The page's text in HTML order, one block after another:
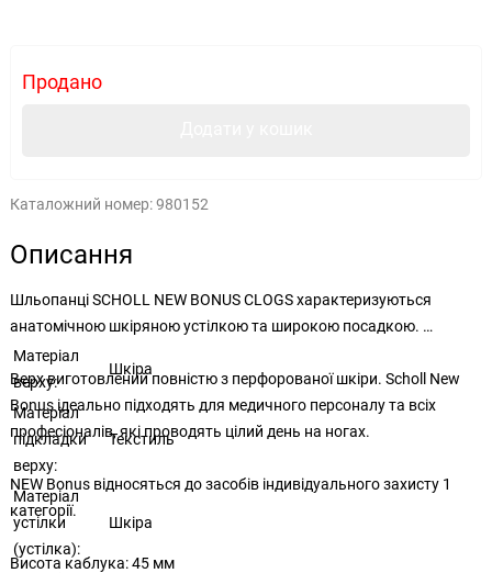
Продано
Каталожний номер:980152
Описання
Шльопанці SCHOLL NEW BONUS CLOGS характеризуються
анатомічною шкіряною устілкою та широкою посадкою.
Верх виготовлений повністю з перфорованої шкіри. Scholl New
Bonus ідеально підходять для медичного персоналу та всіх
професіоналів, які проводять цілий день на ногах.
NEW Bonus відносяться до засобів індивідуального захисту 1
категорії.
Висота каблука: 45 мм
Матеріал
верху:
Шкіра
Матеріал
підкладки
верху:
Текстиль
Матеріал
устілки
(устілка):
Шкіра